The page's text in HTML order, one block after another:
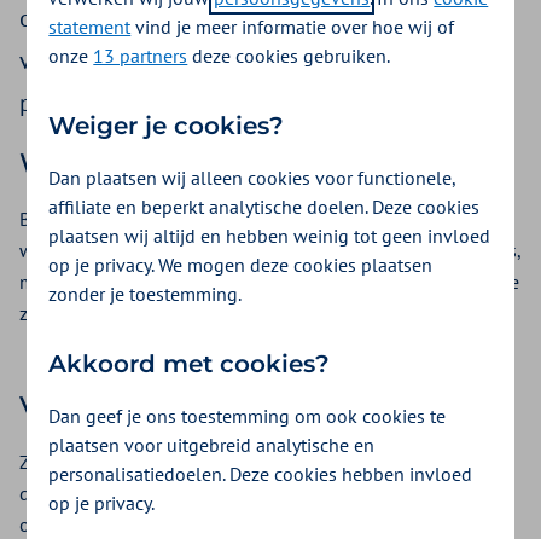
om ook administratieve zaken, zoals oude
vorderingen, declaraties en het
patiëntenbestand, goed over te nemen.
Wat neemt u over?
Breng goed in kaart wat u overneemt en wat niet. Zaken
waar u aan moet denken: onroerend goed, praktijkinventaris,
medewerkers, verzekeringen, dossiers en het contract met de
zorgverzekeraar.
Vorderingen en schulden
Zorg dat u op de hoogte bent van de eventuele vorderingen
die nog uitstaan voor de oude praktijk. Maak vooraf aan de
overname afspraken over de eventuele vorderingen van de
statementvind je meer informatie over hoe wij of
onze 13 partners deze cookies gebruiken.
Weiger je cookies?
Dan plaatsen wij alleen cookies voor functionele,
affiliate en beperkt analytische doelen. Deze cookies
plaatsen wij altijd en hebben weinig tot geen invloed
op je privacy. We mogen deze cookies plaatsen
zonder je toestemming.
Akkoord met cookies?
Dan geef je ons toestemming om ook cookies te
plaatsen voor uitgebreid analytische en
personalisatiedoelen. Deze cookies hebben invloed
op je privacy.